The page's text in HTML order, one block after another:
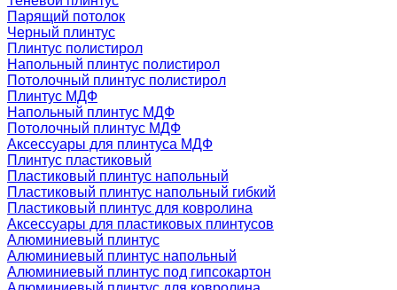
Парящий потолок
Черный плинтус
Плинтус полистирол
Напольный плинтус полистирол
Потолочный плинтус полистирол
Плинтус МДФ
Напольный плинтус МДФ
Потолочный плинтус МДФ
Аксессуары для плинтуса МДФ
Плинтус пластиковый
Пластиковый плинтус напольный
Пластиковый плинтус напольный гибкий
Пластиковый плинтус для ковролина
Аксессуары для пластиковых плинтусов
Алюминиевый плинтус
Алюминиевый плинтус напольный
Алюминиевый плинтус под гипсокартон